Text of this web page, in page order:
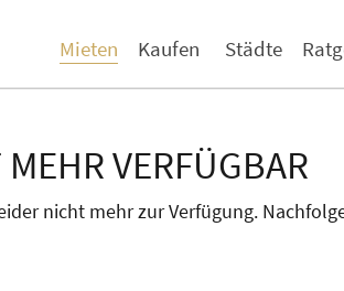
Mieten Kaufen Städte
VERFÜGBAR
nicht mehr zur Verfügung.